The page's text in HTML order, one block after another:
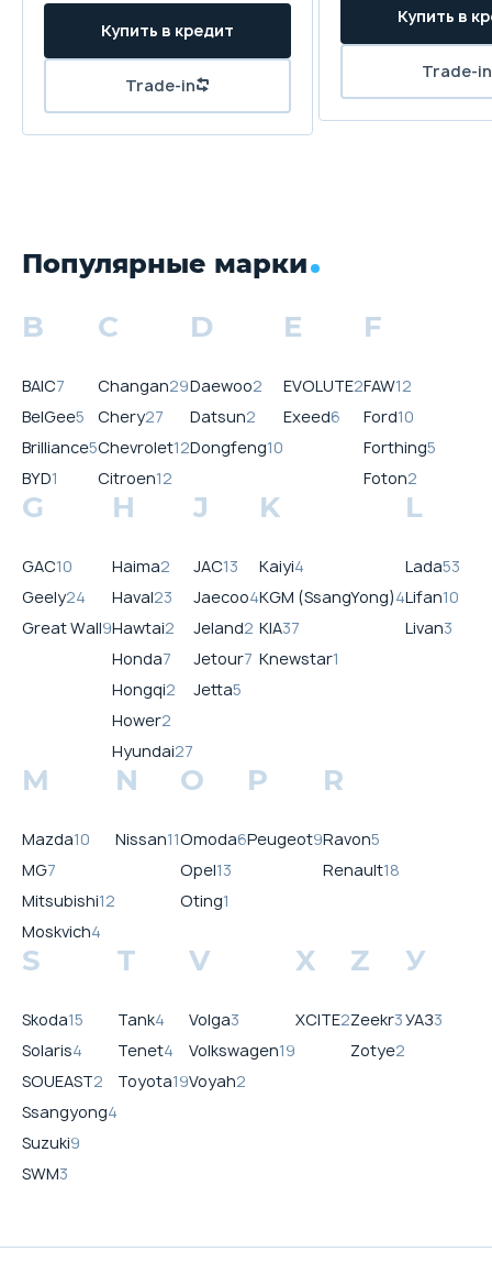
Популярные марки
B
BAIC7
BelGee5
Brilliance5
BYD1
C
Changan29
Chery27
Chevrolet12
Citroen12
D
Daewoo2
Datsun2
Dongfeng10
E
EVOLUTE2
Exeed6
F
FAW12
Ford10
Forthing5
Foton2
G
GAC10
Geely24
Great Wall9
H
Haima2
Haval23
Hawtai2
Honda7
Hongqi2
Hower2
Hyundai27
J
JAC13
Jaecoo4
Jeland2
Jetour7
Jetta5
K
Kaiyi4
KGM (SsangYong)4
KIA37
Knewstar1
L
Lada53
Lifan10
Livan3
M
Mazda10
MG7
Mitsubishi12
Moskvich4
N
Nissan11
O
Omoda6
Opel13
Oting1
P
Peugeot9
R
Ravon5
Renault18
S
Skoda15
Solaris4
SOUEAST2
Ssangyong4
Suzuki9
SWM3
T
Tank4
Tenet4
Toyota19
V
Volga3
Volkswagen19
Voyah2
X
XCITE2
Z
Zeekr3
Zotye2
У
УАЗ3